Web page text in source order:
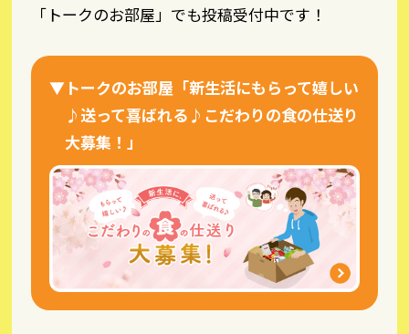
「トークのお部屋」でも投稿受付中です！
トークのお部屋「新生活にもらって嬉しい
♪送って喜ばれる♪こだわりの食の仕送り
大募集！」